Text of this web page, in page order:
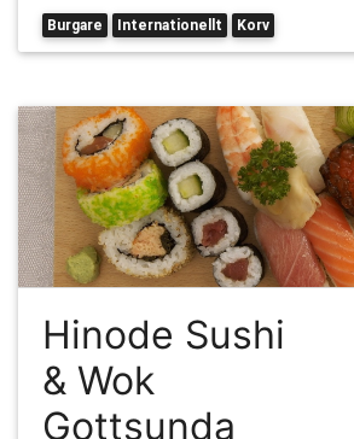
Burgare Internationellt Korv
Hinode Sushi
& Wok
Gottsunda